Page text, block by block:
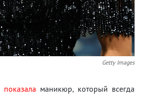
Getty Images
показала маникюр, который всегда